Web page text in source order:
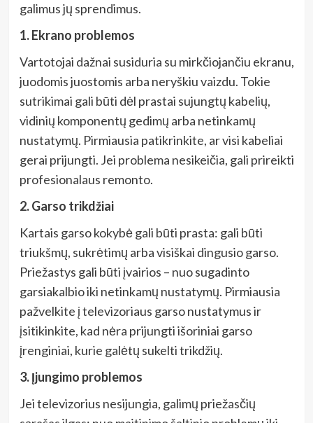
galimus jų sprendimus.
1. Ekrano problemos
Vartotojai dažnai susiduria su mirkčiojančiu ekranu,
juodomis juostomis arba neryškiu vaizdu. Tokie
sutrikimai gali būti dėl prastai sujungtų kabelių,
vidinių komponentų gedimų arba netinkamų
nustatymų. Pirmiausia patikrinkite, ar visi kabeliai
gerai prijungti. Jei problema nesikeičia, gali prireikti
profesionalaus remonto.
2. Garso trikdžiai
Kartais garso kokybė gali būti prasta: gali būti
triukšmų, sukrėtimų arba visiškai dingusio garso.
Priežastys gali būti įvairios – nuo sugadinto
garsiakalbio iki netinkamų nustatymų. Pirmiausia
pažvelkite į televizoriaus garso nustatymus ir
įsitikinkite, kad nėra prijungti išoriniai garso
įrenginiai, kurie galėtų sukelti trikdžių.
3. Įjungimo problemos
Jei televizorius nesijungia, galimų priežasčių